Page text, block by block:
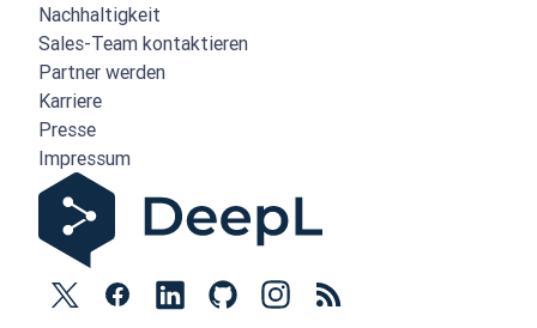
Nachhaltigkeit
Sales-Team kontaktieren
Partner werden
Karriere
Presse
Impressum